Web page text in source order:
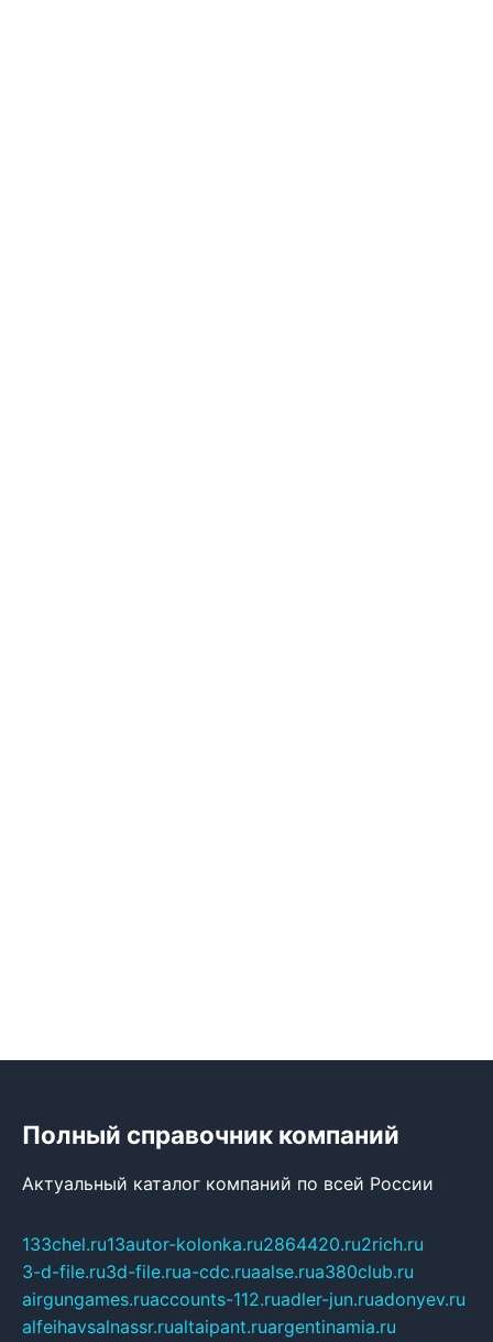
Полный справочник компаний
Актуальный каталог компаний по всей России
133chel.ru13autor-kolonka.ru2864420.ru2rich.ru
3-d-file.ru3d-file.rua-cdc.ruaalse.rua380club.ru
airgungames.ruaccounts-112.ruadler-jun.ruadonyev.ru
alfeihavsalnassr.rualtaipant.ruargentinamia.ru